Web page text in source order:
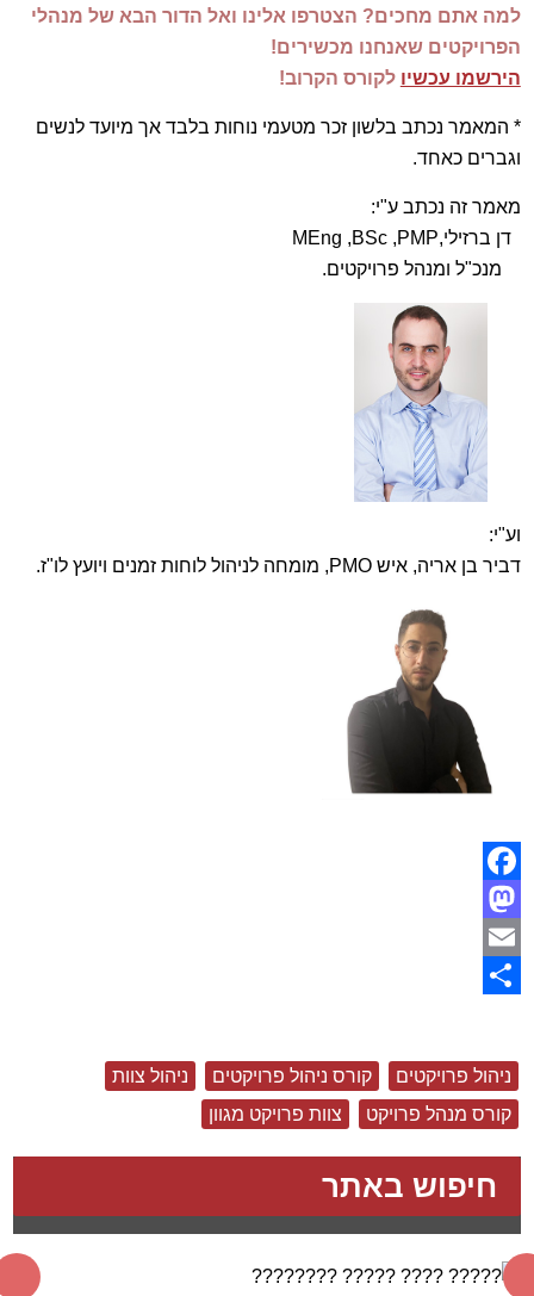
למה אתם מחכים? הצטרפו אלינו ואל הדור הבא של מנהלי
הפרויקטים שאנחנו מכשירים!
הירשמו עכשיו לקורס הקרוב!
* המאמר נכתב בלשון זכר מטעמי נוחות בלבד אך מיועד לנשים
וגברים כאחד.
מאמר זה נכתב ע"י:
דן ברזילי,MEng ,BSc ,PMP
מנכ"ל ומנהל פרויקטים.
וע"י:
דביר בן אריה, איש PMO, מומחה לניהול לוחות זמנים ויועץ לו"ז.
Facebook
Mastodon
Email
ניהול פרויקטים קורס ניהול פרויקטים
ניהול צוות
קורס מנהל פרויקט
צוות פרויקט מגוון
חיפוש באתר